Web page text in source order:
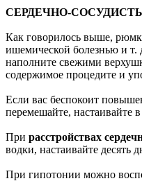
СЕРДЕЧНО-
Как говорилось выше,
ишемической болезнью и т.
наполните свежими
содержимое процедите и
Если вас беспокоит
перемешайте, настаивайте
При расстройствах
водки, настаивайте десять
При гипотонии можно